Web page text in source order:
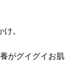
。
がグイグイお肌